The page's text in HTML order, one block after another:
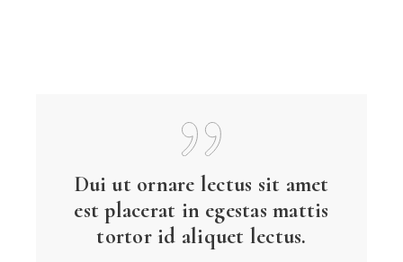
Dui ut ornare lectus sit amet
est placerat in egestas mattis
tortor id aliquet lectus.